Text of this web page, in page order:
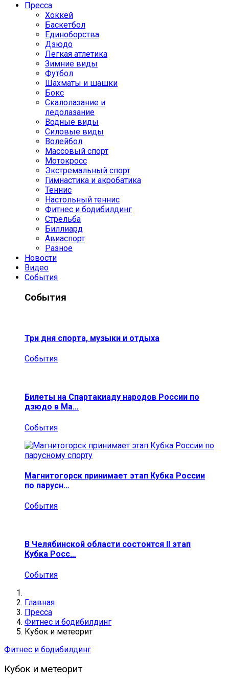
Пресса
Хоккей
Баскетбол
Единоборства
Дзюдо
Легкая атлетика
Зимние виды
Футбол
Шахматы и шашки
Бокс
Скалолазание и
ледолазание
Водные виды
Силовые виды
Волейбол
Массовый спорт
Мотокросс
Экстремальный спорт
Гимнастика и акробатика
Теннис
Настольный теннис
Фитнес и бодибилдинг
Стрельба
Биллиард
Авиаспорт
Разное
Новости
Видео
События
События
Три дня спорта, музыки и отдыха
События
Билеты на Спартакиаду народов России по
дзюдо в Ма…
События
Магнитогорск принимает этап Кубка России
по парусн…
События
В Челябинской области состоится II этап
Кубка Росс…
События
Главная
Пресса
Фитнес и бодибилдинг
Кубок и метеорит
Фитнес и бодибилдинг
Кубок и метеорит